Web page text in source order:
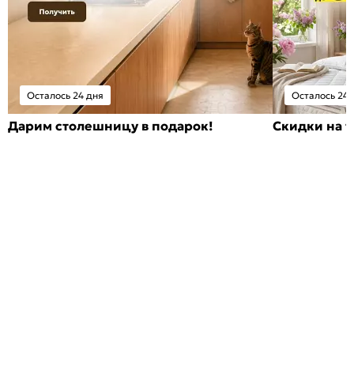
Осталось 24 дня
Дарим столешницу в подарок!
Осталось 24
Скидки на